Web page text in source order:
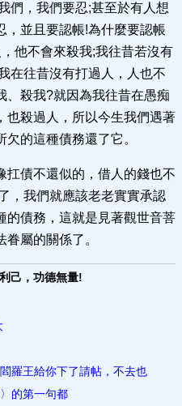
們，我們要忍;甚至於有人想
，並且要認帳!為什麼要認帳
他不會來殺我;我往昔若沒有
在往昔沒有打過人，人也不
、殺我?就因為我往昔在愚痴
也殺過人，所以今生我們遇著
的這種債務還了它。
扛債不還似的，借人的錢也不
，我們就應該老老實實承認
的債務，這就是見著觀世音菩
屬的關係了。
己，功德無量!
羅王給你下了請帖，不去也
的第一句都